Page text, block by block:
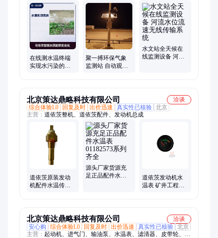
恶臭气体在线监测系统、耐高温管道粉尘浓度检测仪、水位流量
在线监测系统、便携防爆型粉尘检测仪、便携式噪声检测仪、空
气质量自动微型站、插入式管道粉尘浓度仪、五要素气象微型监
测站、手持式香味浓度检测仪、手持式气体检测仪、便携式VOC
检测仪、便携式NH3检测仪、便携式复合气体检测仪、手持式粉
尘浓度检测仪、便携式管道粉尘检测仪、便携式高温粉尘检测
仪、便携式尘埃粒子计数器
在线测水温终端
实现水污染的预
聚一搏环保气象
监测站 自动观测
水文站全天候在
线监测设备 河流
北京策达鼎略科技有限公司
洽谈
综合体验L0
回复及时 出价迅速 真实性已核验 北京
主营： 道依茨整机、道依茨配件、发动机总成
道依茨原装发动
机配件水温传感
源头厂家货源充
足正品配件水温
道依茨发动机水
温表 矿井工程机
北京策达鼎略科技有限公司
洽谈
安心购
综合体验L0 回复及时 出价迅速 真实性已核验 北京
主营： 起动机、进气门、输油泵、水温表、滤清器、皮带轮、柴